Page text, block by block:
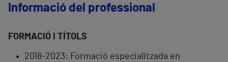
Informació del professional
FORMACIÓ I TÍTOLS
2018-2023: Formació especialitzada en